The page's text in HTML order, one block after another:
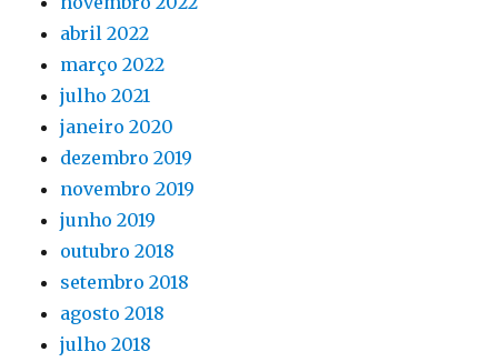
abril 2022
março 2022
julho 2021
janeiro 2020
dezembro 2019
novembro 2019
junho 2019
outubro 2018
setembro 2018
agosto 2018
julho 2018